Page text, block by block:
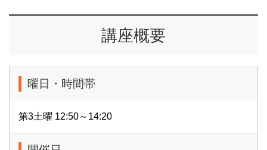
講座概要
曜日・時間帯
第3土曜 12:50～14:20